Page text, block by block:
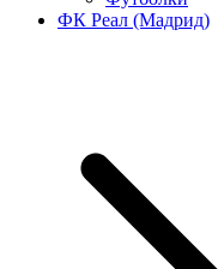
ФК Реал (Мадрид)